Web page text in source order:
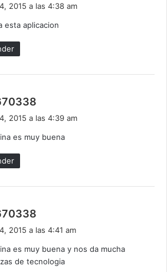
e
2015 a las 4:38 am
esta aplicacion
e
2015 a las 4:39 am
es muy buena
e
:
2015 a las 4:41 am
es muy buena y nos da mucha
de tecnologia